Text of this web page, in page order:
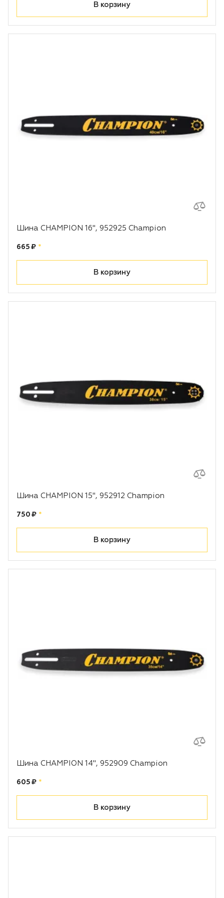
Лодочные моторы Toyama
В корзину
Шина CHAMPION 16", 952925 Champion
Цена:
665 ₽ рублей
*
В корзину
Шина CHAMPION 15", 952912 Champion
Цена:
750 ₽ рублей
*
В корзину
Шина CHAMPION 14", 952909 Champion
Цена:
605 ₽ рублей
*
В корзину